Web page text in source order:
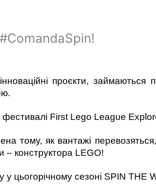
проєкти, займаються
First Lego League
тому, як вантажі
– конструктора LEGO!
цьогорічному сезоні SPIN THE